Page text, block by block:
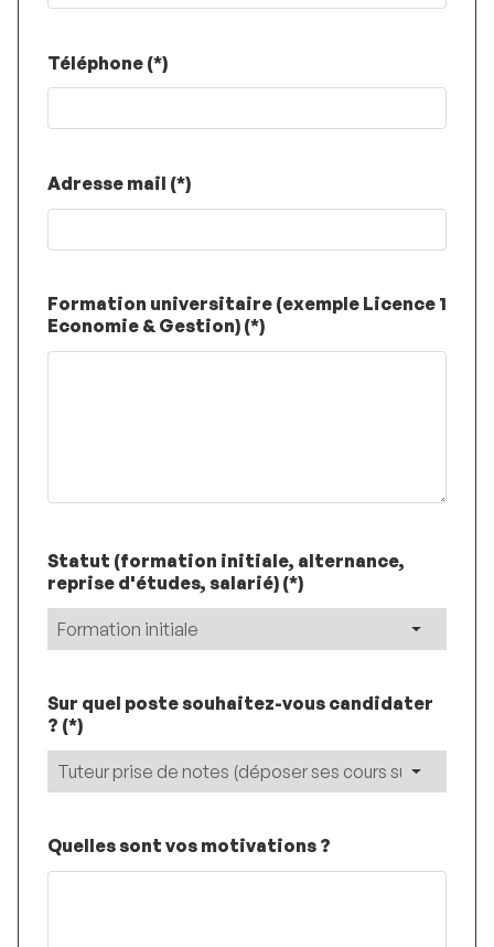
Téléphone (*)
Adresse mail (*)
Formation universitaire (exemple Licence 1
Economie & Gestion) (*)
Statut (formation initiale, alternance,
reprise d'études, salarié) (*)
Sur quel poste souhaitez-vous candidater
? (*)
Quelles sont vos motivations ?